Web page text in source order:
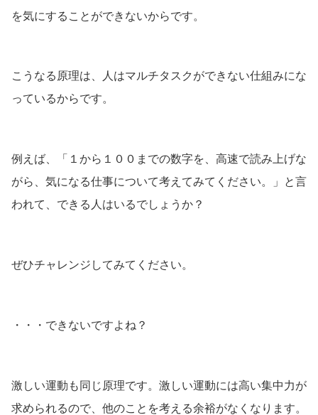
を気にすることができないからです。
こうなる原理は、人はマルチタスクができない仕組みにな
っているからです。
例えば、「１から１００までの数字を、高速で読み上げな
がら、気になる仕事について考えてみてください。」と言
われて、できる人はいるでしょうか？
ぜひチャレンジしてみてください。
・・・できないですよね？
激しい運動も同じ原理です。激しい運動には高い集中力が
求められるので、他のことを考える余裕がなくなります。